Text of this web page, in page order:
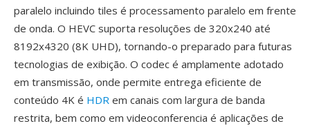
paralelo incluindo tiles é processamento paralelo em frente
de onda. O HEVC suporta resoluções de 320x240 até
8192x4320 (8K UHD), tornando-o preparado para futuras
tecnologias de exibição. O codec é amplamente adotado
em transmissão, onde permite entrega eficiente de
conteúdo 4K é HDR em canais com largura de banda
restrita, bem como em videoconferencia é aplicações de